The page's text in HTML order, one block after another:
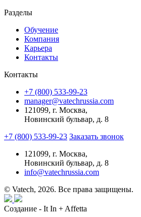
Разделы
Обучение
Компания
Карьера
Контакты
Контакты
+7 (800) 533-99-23
manager@vatechrussia.com
121099, г. Москва,
Новинский бульвар, д. 8
+7 (800) 533-99-23 Заказать звонок
121099, г. Москва,
Новинский бульвар, д. 8
info@vatechrussia.com
© Vatech, 2026. Все права защищены.
Создание - It In + Affetta